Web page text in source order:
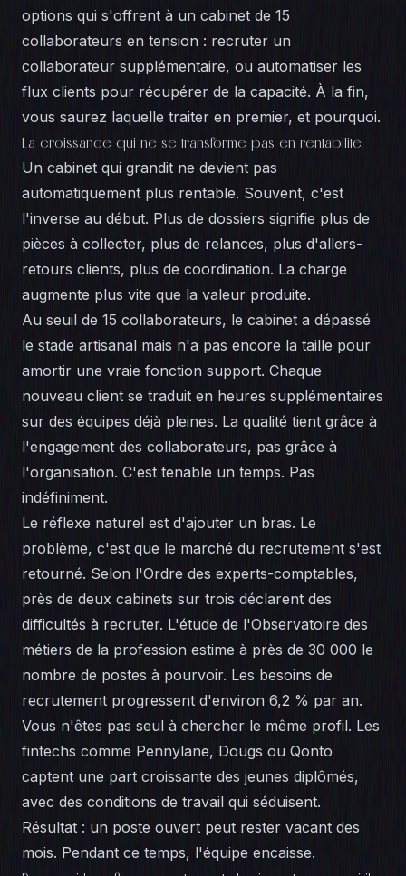
options qui s'offrent à un cabinet de 15
collaborateurs en tension : recruter un
collaborateur supplémentaire, ou automatiser les
flux clients pour récupérer de la capacité. À la fin,
vous saurez laquelle traiter en premier, et pourquoi.
La croissance qui ne se transforme pas en rentabilité
Un cabinet qui grandit ne devient pas
automatiquement plus rentable. Souvent, c'est
l'inverse au début. Plus de dossiers signifie plus de
pièces à collecter, plus de relances, plus d'allers-
retours clients, plus de coordination. La charge
augmente plus vite que la valeur produite.
Au seuil de 15 collaborateurs, le cabinet a dépassé
le stade artisanal mais n'a pas encore la taille pour
amortir une vraie fonction support. Chaque
nouveau client se traduit en heures supplémentaires
sur des équipes déjà pleines. La qualité tient grâce à
l'engagement des collaborateurs, pas grâce à
l'organisation. C'est tenable un temps. Pas
indéfiniment.
Le réflexe naturel est d'ajouter un bras. Le
problème, c'est que le marché du recrutement s'est
retourné. Selon l'Ordre des experts-comptables,
près de deux cabinets sur trois déclarent des
difficultés à recruter. L'étude de l'Observatoire des
métiers de la profession estime à près de 30 000 le
nombre de postes à pourvoir. Les besoins de
recrutement progressent d'environ 6,2 % par an.
Vous n'êtes pas seul à chercher le même profil. Les
fintechs comme Pennylane, Dougs ou Qonto
captent une part croissante des jeunes diplômés,
avec des conditions de travail qui séduisent.
Résultat : un poste ouvert peut rester vacant des
mois. Pendant ce temps, l'équipe encaisse.